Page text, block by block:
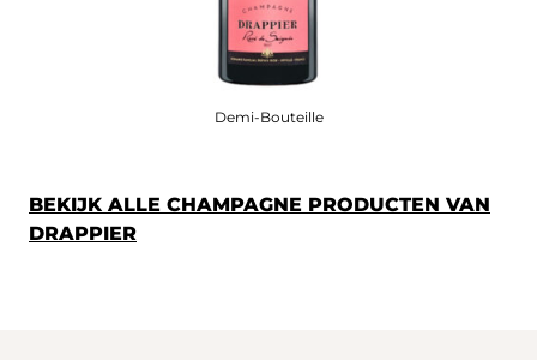
Demi-Bouteille
BEKIJK ALLE CHAMPAGNE PRODUCTEN VAN
DRAPPIER